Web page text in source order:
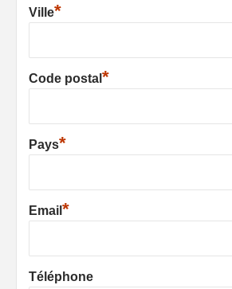
Ville*
Code postal *
Pays*
Email *
Téléphone